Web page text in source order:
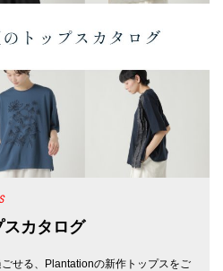
スカタログ
せる、Plantationの新作トップスをご